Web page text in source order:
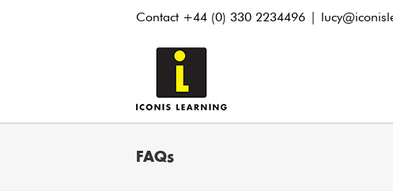
Contact +44 (0) 330 2234496 |
FAQs